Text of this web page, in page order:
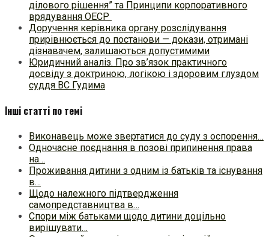
ділового рішення” та Принципи корпоративного
врядування ОЕСР
Доручення керівника органу розслідування
прирівнюється до постанови — докази, отримані
дізнавачем, залишаються допустимими
Юридичний аналіз. Про зв’язок практичного
досвіду з доктриною, логікою і здоровим глуздом
суддя ВС Гудима
Інші статті по темі
Виконавець може звертатися до суду з оспорення…
Одночасне поєднання в позові припинення права
на…
Проживання дитини з одним із батьків та існування
в…
Щодо належного підтвердження
самопредставництва в…
Спори між батьками щодо дитини доцільно
вирішувати…